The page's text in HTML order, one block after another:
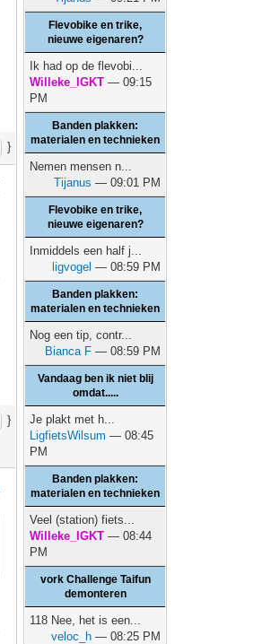
}
}
Flevobike en trike,
nieuwe eigenaren?
Ik had op de flevobi...
Willeke_IGKT — 09:15
PM
Banden plakken:
materialen en technieken
Nemen mensen n...
Tijanus — 09:01 PM
Flevobike en trike,
nieuwe eigenaren?
Inmiddels een half j...
ligvogel — 08:59 PM
Banden plakken:
materialen en technieken
Nog een tip, contr...
Bianca F — 08:59 PM
Vandaag ben ik niet blij
omdat.....
Je plakt met h...
LigfietsWilsum — 08:45
PM
Banden plakken:
materialen en technieken
Veel (station) fiets...
Willeke_IGKT — 08:44
PM
vork Challenge Taifun
demonteren
118 Nee, het is een...
veloc_h — 08:25 PM